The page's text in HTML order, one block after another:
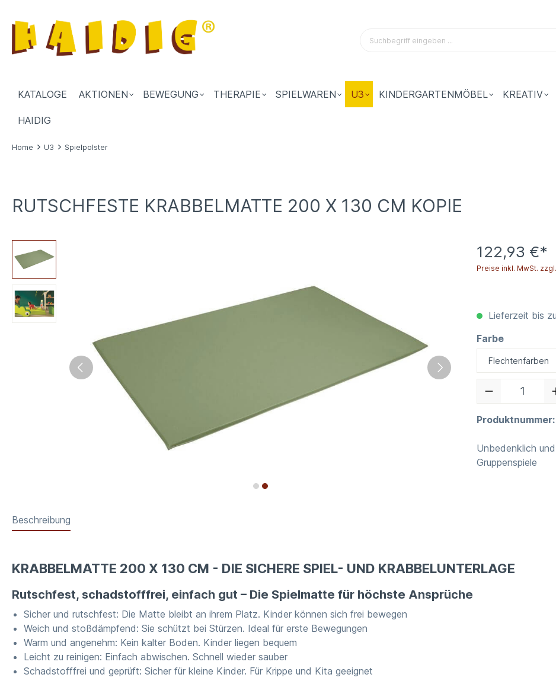
KATALOGE AKTIONEN BEWEGUNG THERAPIE SPIELWAREN U3 KINDERGARTENMÖBEL KREATIV
HAIDIG
Home U3 Spielpolster
RUTSCHFESTE KRABBELMATTE 200 X 130 CM KOPIE
122,93 €*
Preise inkl. MwSt.
Lieferzeit bis
Farbe
Produktnummer:
Unbedenklich
Gruppenspiele
Beschreibung
KRABBELMATTE 200 X 130 CM - DIE SICHERE SPIEL- UND KRABBELUNTERLAGE
Rutschfest, schadstofffrei, einfach gut – Die Spielmatte für höchste Ansprüche
Sicher und rutschfest: Die Matte bleibt an ihrem Platz. Kinder können sich frei bewegen
Weich und stoßdämpfend: Sie schützt bei Stürzen. Ideal für erste Bewegungen
Warm und angenehm: Kein kalter Boden. Kinder liegen bequem
Leicht zu reinigen: Einfach abwischen. Schnell wieder sauber
Schadstofffrei und geprüft: Sicher für kleine Kinder. Für Krippe und Kita geeignet